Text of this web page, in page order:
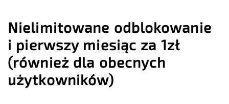
Nielimitowane odblokowanie
i pierwszy miesiąc za 1zł
(również dla obecnych
użytkowników)